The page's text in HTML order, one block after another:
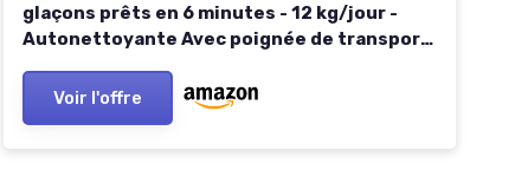
glaçons prêts en 6 minutes - 12 kg/jour -
Autonettoyante Avec poignée de transport,
maison, cuisine, Bureau,argent 12kg/argent
Voir l'offre